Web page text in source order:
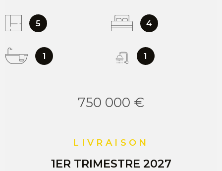
5 4
1 1
750 000 €
LIVRAISON
1ER TRIMESTRE 2027